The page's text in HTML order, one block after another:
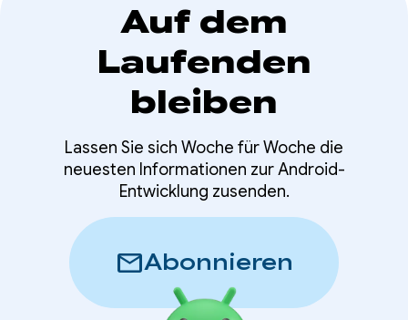
Auf dem
Laufenden
bleiben
Lassen Sie sich Woche für Woche die
neuesten Informationen zur Android-
Entwicklung zusenden.
mailAbonnieren